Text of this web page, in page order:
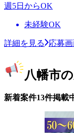
週5日からOK
未経験OK
詳細を見る 応募
八幡市
新着案件13件掲載